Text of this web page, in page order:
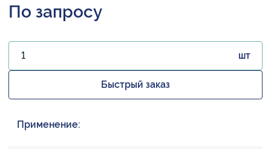
По запросу
шт
Быстрый заказ
Применение: